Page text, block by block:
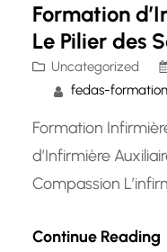
Formation
Le Pilier des
Uncategorized
fedas-formation
Formation
d’Infirmière
Compassion
offrant un soutien
Continue Reading